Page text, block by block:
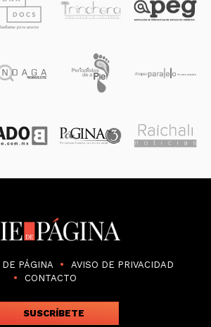
PÁGINA
AVISO DE PRIVACIDAD
CONTACTO
SUSCRÍBETE